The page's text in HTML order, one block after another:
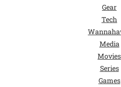
Gear
Tech
Media
Movies
Series
Games